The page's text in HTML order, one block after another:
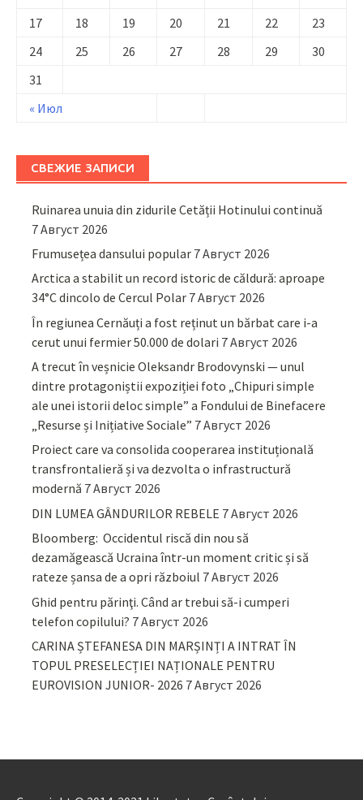
« Июл
17
18 19 20 21 22
23
24
25 26 27 28 29
30
31
СВЕЖИЕ ЗАПИСИ
Ruinarea unuia din zidurile Cetății Hotinului continuă
7 Август 2026
Frumusețea dansului popular 7 Август 2026
Arctica a stabilit un record istoric de căldură: aproape
34°C dincolo de Cercul Polar 7 Август 2026
În regiunea Cernăuți a fost reținut un bărbat care i-a
cerut unui fermier 50.000 de dolari 7 Август 2026
A trecut în veșnicie Oleksandr Brodovynski — unul
dintre protagoniștii expoziției foto „Chipuri simple
ale unei istorii deloc simple” a Fondului de Binefacere
„Resurse și Inițiative Sociale” 7 Август 2026
Proiect care va consolida cooperarea instituțională
transfrontalieră și va dezvolta o infrastructură
modernă 7 Август 2026
DIN LUMEA GÂNDURILOR REBELE 7 Август 2026
Bloomberg: Occidentul riscă din nou să
dezamăgească Ucraina într-un moment critic și să
rateze șansa de a opri războiul 7 Август 2026
Ghid pentru părinţi. Când ar trebui să-i cumperi
telefon copilului? 7 Август 2026
CARINA ȘTEFANESA DIN MARȘINȚI A INTRAT ÎN
TOPUL PRESELECȚIEI NAȚIONALE PENTRU
EUROVISION JUNIOR- 2026 7 Август 2026